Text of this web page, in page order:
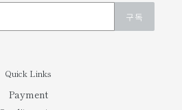
구독
Quick Links
Payment